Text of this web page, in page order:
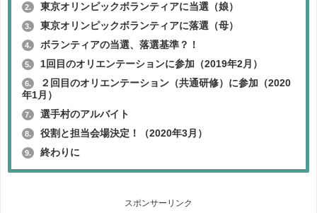
2. 東京オリンピックボランティアに当選（娘）
3. 東京オリンピックボランティアに落選（母）
4. ボランティアの当選、落選基準？！
5. 1回目のオリエンテーションに参加（2019年2月）
6.
２回目のオリエンテーション（共通研修）に参加（2020
年1月）
7. 選手村のアルバイト
8. 役割と担当会場決定！（2020年3月）
9. 終わりに
スポンサーリンク